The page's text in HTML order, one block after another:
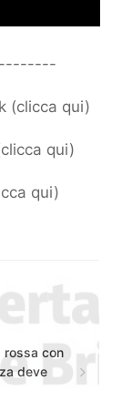
(clicca qui)
clicca qui)
qui)
rossa con
deve